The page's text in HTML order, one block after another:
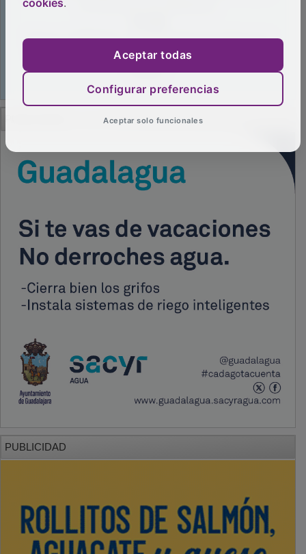
PUBLICIDAD
PUBLICIDAD
cookies.
Aceptar todas
Configurar preferencias
Aceptar solo funcionales